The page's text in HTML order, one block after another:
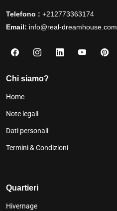
Telefono : +212773363174
Email: info@real-dreamhouse.com
Chi siamo?
Home
Note legali
Dati personali
Termini & Condizioni
Quartieri
Hivernage